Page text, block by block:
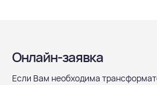
Онлайн-заявка
Если Вам необходима